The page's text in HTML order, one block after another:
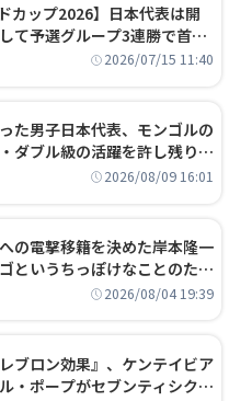
カップ2026】日本代表は開
て予選グループ3連勝で首位
手はエジプトに決定2026/07/15 11:40
た男子日本代表、モンゴルの
ダブル級の活躍を許し残り
い敗戦
2026/08/09 16:01
の電撃移籍を決めた岸本隆一
というちっぽけなことのため
ではない」
2026/08/04 19:39
ブロン効果』、ケンテイビア
・ポープがセブンティシクサ